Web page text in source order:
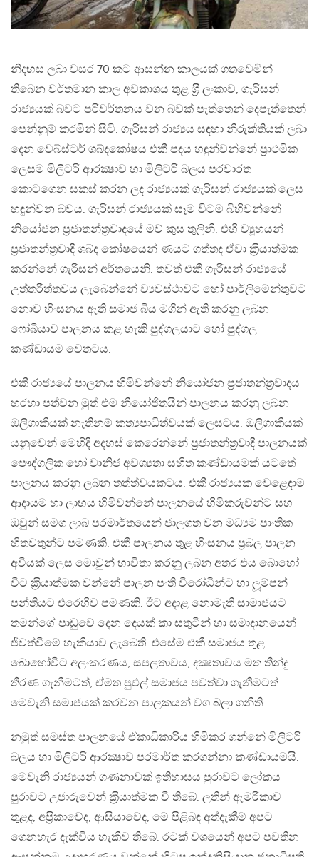
නිදහස ලබා වසර 70 කට ආසන්න කාලයක් ගතවෙමින්
තිබෙන වර්තමාන කාල අවකාශය තුළ ශ‍්‍රී ලංකාව, ගැරිසන්
රාජ්‍යයක් බවට පරිවර්තනය වන බවක් පැත්තෙන් දෙපැත්තෙන්
පෙන්නුම් කරමින් සිටි. ගැරිසන් රාජ්‍යය සඳහා නිරුක්තියක් ලබා
දෙන වෙබ්ස්ටර් ශබ්දකෝෂය එකී පදය හඳුන්වන්නේ ප‍්‍රාථමික
ලෙසම මිලිටරි ආරක්‍ෂාව හා මිලිටරි බලය පරවාරත
කොටගෙන සකස් කරන ලද රාජ්‍යයක් ගැරිසන් රාජ්‍යයක් ලෙස
හඳුන්වන බවය. ගැරිසන් රාජ්‍යයක් සෑම විටම බිහිවන්නේ
නියෝජන ප‍්‍රජාතන්ත‍්‍රවාදයේ මව් කුස තුලිනි. එහි ව්‍යූහයන්
ප‍්‍රජාතන්ත‍්‍රවාදී ශබ්ද කෝෂයෙන් ණයට ගත්තද ඒවා ක‍්‍රියාත්මක
කරන්නේ ගැරිසන් අර්තයෙනි. තවත් එකී ගැරිසන් රාජ්‍යයේ
උත්තරීත්තවය ලැබෙන්නේ ව්‍යවස්ථාවට හෝ පාර්ලිමේන්තුවට
නොව හිංසනය ඇති සමාජ බිය මගින් ඇති කරනු ලබන
ෆෝබියාව පාලනය කළ හැකි පුද්ගලයාට හෝ පුද්ගල
කණ්ඩායම වෙතටය.
එකී රාජ්‍යයේ පාලනය හිමිවන්නේ නියෝජන ප‍්‍රජාතන්ත‍්‍රවාදය
හරහා පත්වන මුත් එම නියෝජිතයින් පාලනය කරනු ලබන
ඔලිගාකියක් නැතිනම් කත්‍යපාධිත්වයක් ලෙසටය. ඔලිගාකියක්
යනුවෙන් මෙහිදි අදහස් කෙරෙන්නේ ප‍්‍රජාතන්ත‍්‍රවාදී පාලනයක්
පෞද්ගලික හෝ වානිජ අවශ්‍යතා සහිත කණ්ඩායමක් යටතේ
පාලනය කරනු ලබන තත්ත්වයකටය. එකී රාජ්‍යයක වෙළෙඳාම
ආදායම හා ලාභය හිමිවන්නේ පාලනයේ හිමිකරුවන්ට සහ
ඔවුන් සමග ලාබ පරමාර්තයෙන් ජාලගත වන මධ්‍යම පාංතික
හිතවතුන්ට පමණකි. එකී පාලනය තුළ හිංසනය ප‍්‍රබල පාලන
අවියක් ලෙස මොවුන් භාවිතා කරනු ලබන අතර එය බොහෝ
විට ක‍්‍රියාත්මක වන්නේ පාලන පංති විරෝධින්ට හා ලූම්පන්
පන්තියට එරෙහිව පමණකි. ඊට අදාළ නොමැති සාමාජයට
තමන්ගේ පාඩුවේ දෙන දෙයක් කා සතුටින් හා සමාදානයෙන්
ජීවත්වීමේ හැකියාව ලැබෙති. එසේම එකී සමාජය තුළ
බොහෝවිට අලංකරණය, සපලතාවය, දක්‍ෂතාවය මත තීන්දු
තීරණ ගැනීමටත්, ඒමත පුඵල් සමාජය පවත්වා ගැනීමටත්
මෙවැනි සමාජයක් කරවන පාලකයන් වග බලා ගනිති.
නමුත් සමස්ත පාලනයේ ඒකාධිකාරිය හිමිකර ගන්නේ මිලිටරි
බලය හා මිලිටරි ආරක්‍ෂාව පරමාර්ත කරගන්නා කණ්ඩායමයි.
මෙවැනි රාජ්‍යයන් ගණනාවක් ඉතිහාසය පුරාවට ලෝකය
පුරාවට උජාරුවෙන් ක‍්‍රියාත්මක වී තිබේ. ලතින් ඇමරිකාව
තුළද, අප‍්‍රිකාවේද, ආසියාවේද, මේ පිළිබඳ අත්දැකීම් අපට
ගෙනහැර දැක්විය හැකිව තිබේ. රටක් වශයෙන් අපට පවතින